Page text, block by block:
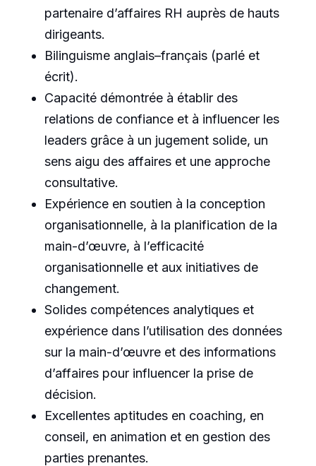
partenaire d’affaires RH auprès de hauts
dirigeants.
Bilinguisme anglais–français (parlé et
écrit).
Capacité démontrée à établir des
relations de confiance et à influencer les
leaders grâce à un jugement solide, un
sens aigu des affaires et une approche
consultative.
Expérience en soutien à la conception
organisationnelle, à la planification de la
main-d’œuvre, à l’efficacité
organisationnelle et aux initiatives de
changement.
Solides compétences analytiques et
expérience dans l’utilisation des données
sur la main-d’œuvre et des informations
d’affaires pour influencer la prise de
décision.
Excellentes aptitudes en coaching, en
conseil, en animation et en gestion des
parties prenantes.